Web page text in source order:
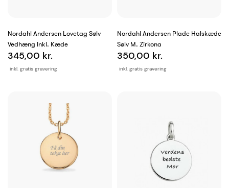
Nordahl Andersen Lovetag Sølv
Vedhæng Inkl. Kæde
inkl. gratis gravering
345,00 kr.
Nordahl Andersen Plade Halskæde
Sølv M. Zirkona
inkl. gratis gravering
350,00 kr.